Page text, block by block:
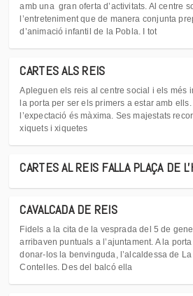
amb una gran oferta d’activitats. Al centre
l’entreteniment que de manera conjunta
d’animació infantil de la Pobla. I tot
CARTES ALS REIS
Apleguen els reis al centre social i els més
la porta per ser els primers a estar amb
l’expectació és màxima. Ses majestats
xiquets i xiquetes
CARTES AL REIS FALLA PLAÇA DE
CAVALCADA DE REIS
Fidels a la cita de la vesprada del 5 de
arribaven puntuals a l’ajuntament. A la
donar-los la benvinguda, l’alcaldessa de
Contelles. Des del balcó ella